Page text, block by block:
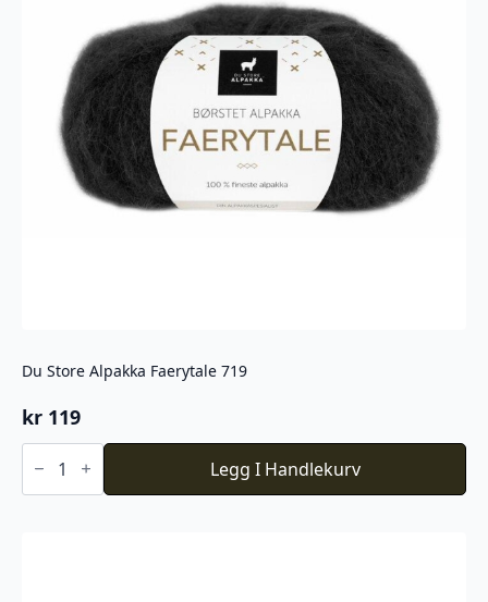
Du Store Alpakka Faerytale 719
kr 119
Du
Store
Faerytale
Legg I Handlekurv